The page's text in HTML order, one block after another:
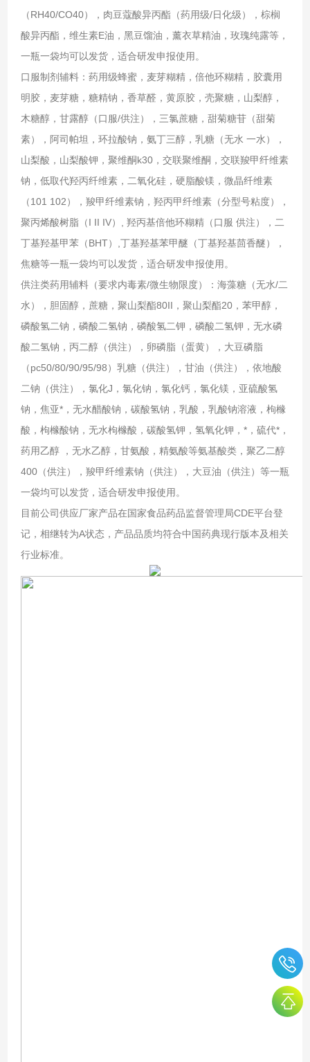
（RH40/CO40），肉豆蔻酸异丙酯（药用级/日化级），棕榈
酸异丙酯，维生素E油，黑豆馏油，薰衣草精油，玫瑰纯露等，
一瓶一袋均可以发货，适合研发申报使用。
口服制剂辅料：药用级蜂蜜，麦芽糊精，倍他环糊精，胶囊用
明胶，麦芽糖，糖精钠，香草醛，黄原胶，壳聚糖，山梨醇，
木糖醇，甘露醇（口服/供注），三氯蔗糖，甜菊糖苷（甜菊
素），阿司帕坦，环拉酸钠，氨丁三醇，乳糖（无水 一水），
山梨酸，山梨酸钾，聚维酮k30，交联聚维酮，交联羧甲纤维素
钠，低取代羟丙纤维素，二氧化硅，硬脂酸镁，微晶纤维素
（101 102），羧甲纤维素钠，羟丙甲纤维素（分型号粘度），
聚丙烯酸树脂（I II IV）, 羟丙基倍他环糊精（口服 供注），二
丁基羟基甲苯（BHT）,丁基羟基苯甲醚（丁基羟基茴香醚），
焦糖等一瓶一袋均可以发货，适合研发申报使用。
供注类药用辅料（要求内毒素/微生物限度）：海藻糖（无水/二
水），胆固醇，蔗糖，聚山梨酯80II，聚山梨酯20，苯甲醇，
磷酸氢二钠，磷酸二氢钠，磷酸氢二钾，磷酸二氢钾，无水磷
酸二氢钠，丙二醇（供注），卵磷脂（蛋黄），大豆磷脂
（pc50/80/90/95/98）乳糖（供注），甘油（供注），依地酸
二钠（供注），氯化J，氯化钠，氯化钙，氯化镁，亚硫酸氢
钠，焦亚*，无水醋酸钠，碳酸氢钠，乳酸，乳酸钠溶液，枸橼
酸，枸橼酸钠，无水枸橼酸，碳酸氢钾，氢氧化钾，*，硫代*，
药用乙醇 ，无水乙醇，甘氨酸，精氨酸等氨基酸类，聚乙二醇
400（供注），羧甲纤维素钠（供注），大豆油（供注）等一瓶
一袋均可以发货，适合研发申报使用。
目前公司供应厂家产品在国家食品药品监督管理局CDE平台登
记，相继转为A状态，产品品质均符合中国药典现行版本及相关
行业标准。